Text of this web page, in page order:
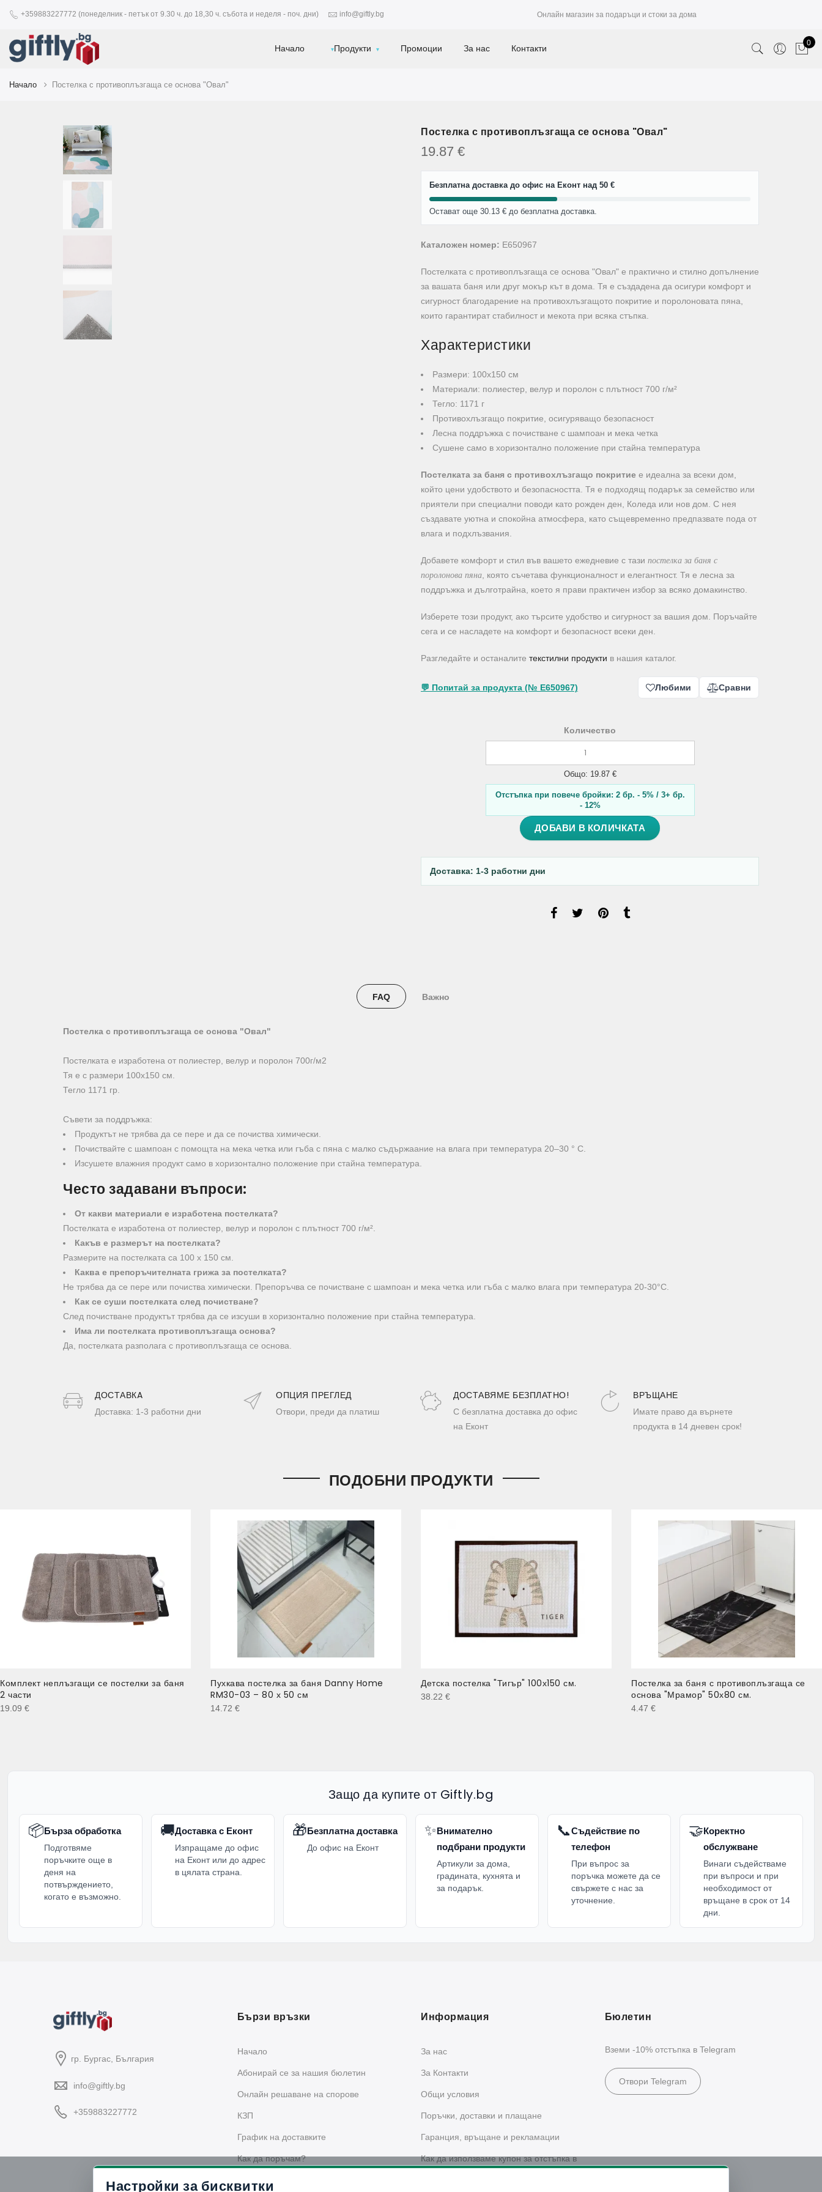
+359883227772 (понеделник - петък от 9.30 ч. до 18,30 ч. събота и неделя - поч. дни) info@giftly.bg Онлайн магазин за подаръци и стоки за дома
Начало Продукти Промоции За нас Контакти 0
Начало Постелка с противоплъзгаща се основа "Овал"
Постелка с противоплъзгаща се основа "Овал"
19.87 €
Безплатна доставка до офис на Еконт над 50 €
Остават още 30.13 € до безплатна доставка.
Каталожен номер: E650967
Постелката с противоплъзгаща се основа "Овал" е практично и стилно допълнение
за вашата баня или друг мокър кът в дома. Тя е създадена да осигури комфорт и
сигурност благодарение на противохлъзгащото покритие и поролоновата пяна,
които гарантират стабилност и мекота при всяка стъпка.
Характеристики
Размери: 100х150 см
Материали: полиестер, велур и поролон с плътност 700 г/м²
Тегло: 1171 г
Противохлъзгащо покритие, осигуряващо безопасност
Лесна поддръжка с почистване с шампоан и мека четка
Сушене само в хоризонтално положение при стайна температура
Постелката за баня с противохлъзгащо покритие е идеална за всеки дом,
който цени удобството и безопасността. Тя е подходящ подарък за семейство или
приятели при специални поводи като рожден ден, Коледа или нов дом. С нея
създавате уютна и спокойна атмосфера, като същевременно предпазвате пода от
влага и подхлъзвания.
Добавете комфорт и стил във вашето ежедневие с тази постелка за баня с
поролонова пяна , която съчетава функционалност и елегантност. Тя е лесна за
поддръжка и дълготрайна, което я прави практичен избор за всяко домакинство.
Изберете този продукт, ако търсите удобство и сигурност за вашия дом. Поръчайте
сега и се насладете на комфорт и безопасност всеки ден.
Разгледайте и останалите текстилни продукти в нашия каталог.
💬 Попитай за продукта (№ E650967) Любими Сравни
Количество
Общо: 19.87 €
Отстъпка при повече бройки: 2 бр. - 5% / 3+ бр.
- 12%
ДОБАВИ В КОЛИЧКАТА
Доставка: 1-3 работни дни
FAQ Важно
Постелка с противоплъзгаща се основа "Овал"
Постелката е изработена от полиестер, велур и поролон 700г/м2
Тя е с размери 100х150 см.
Тегло 1171 гр.
Съвети за поддръжка:
Продуктът не трябва да се пере и да се почиства химически.
Почиствайте с шампоан с помощта на мека четка или гъба с пяна с малко съдържаание на влага при температура 20–30 ° C.
Изсушете влажния продукт само в хоризонтално положение при стайна температура.
Често задавани въпроси:
От какви материали е изработена постелката?
Постелката е изработена от полиестер, велур и поролон с плътност 700 г/м².
Какъв е размерът на постелката?
Размерите на постелката са 100 х 150 см.
Каква е препоръчителната грижа за постелката?
Не трябва да се пере или почиства химически. Препоръчва се почистване с шампоан и мека четка или гъба с малко влага при температура 20-30°C.
Как се суши постелката след почистване?
След почистване продуктът трябва да се изсуши в хоризонтално положение при стайна температура.
Има ли постелката противоплъзгаща основа?
Да, постелката разполага с противоплъзгаща се основа.
ДОСТАВКA
Доставка: 1-3 работни дни
ОПЦИЯ ПРЕГЛЕД
Отвори, преди да платиш
ДОСТАВЯМЕ БЕЗПЛАТНО!
С безплатна доставка до офис
на Еконт
ВРЪЩАНЕ
Имате право да върнете
продукта в 14 дневен срок!
ПОДОБНИ ПРОДУКТИ
Комплект неплъзгащи се постелки за баня
2 части
19.09 €
Пухкава постелка за баня Danny Home
RM30-03 – 80 х 50 см
14.72 €
Детска постелка "Тигър" 100х150 см.
38.22 €
Постелка за баня с противоплъзгаща се
основа "Мрамор" 50х80 см.
4.47 €
Защо да купите от Giftly.bg
📦Бърза обработка
Подготвяме
поръчките още в
деня на
потвърждението,
когато е възможно.
🚚Доставка с Еконт
Изпращаме до офис
на Еконт или до адрес
в цялата страна.
🎁Безплатна доставка
До офис на Еконт
✨Внимателно
подбрани продукти
Артикули за дома,
градината, кухнята и
за подарък.
📞Съдействие по
телефон
При въпрос за
поръчка можете да се
свържете с нас за
уточнение.
🤝Коректно
обслужване
Винаги съдействаме
при въпроси и при
необходимост от
връщане в срок от 14
дни.
гр. Бургас, България
info@giftly.bg
+359883227772
Бързи връзки
Начало
Абонирай се за нашия бюлетин
Oнлайн решаване на спорове
КЗП
График на доставките
Как да поръчам?
Информация
За нас
За Контакти
Общи условия
Поръчки, доставки и плащане
Гаранция, връщане и рекламации
Как да използваме купон за отстъпка в
Бюлетин
Вземи -10% отстъпка в Telegram
Отвори Telegram
Настройки за бисквитки